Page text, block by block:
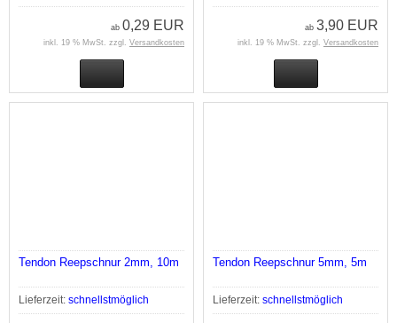
ab 0,29 EUR
inkl. 19 % MwSt. zzgl. Versandkosten
ab 3,90 EUR
inkl. 19 % MwSt. zzgl. Versandkosten
Tendon Reepschnur 2mm, 10m
Lieferzeit: schnellstmöglich
Tendon Reepschnur 5mm, 5m
Lieferzeit: schnellstmöglich